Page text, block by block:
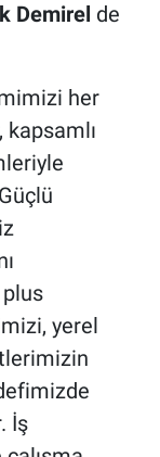
Demirel de
her
yerel
İş